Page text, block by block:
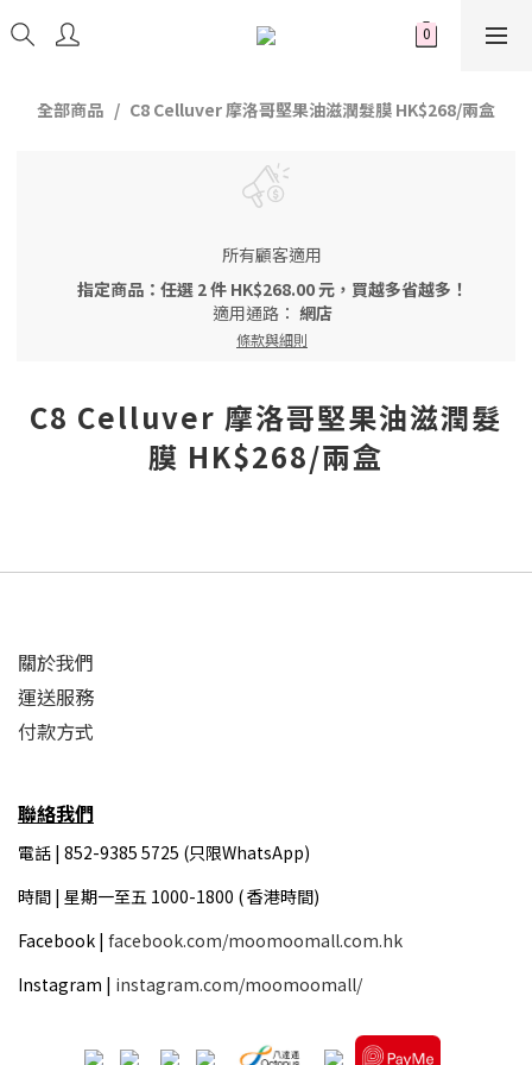
全部商品 C8 Celluver 摩洛哥堅果油滋潤髮膜 HK$268/兩盒
所有顧客適用
指定商品：任選 2 件 HK$268.00 元，買越多省越多！
適用通路： 網店
條款與細則
C8 Celluver 摩洛哥堅果油滋潤髮
膜 HK$268/兩盒
關於我們
運送服務
付款方式
聯絡我們
電話 | 852-9385 5725 (只限WhatsApp)
時間 | 星期一至五 1000-1800 ( 香港時間)
Facebook | facebook.com/moomoomall.com.hk
Instagram | instagram.com/moomoomall/